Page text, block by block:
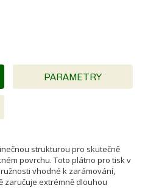
PARAMETRY
strukturou pro skutečně
povrchu. Toto plátno pro tisk v
vhodné k zarámování,
zaručuje extrémně dlouhou